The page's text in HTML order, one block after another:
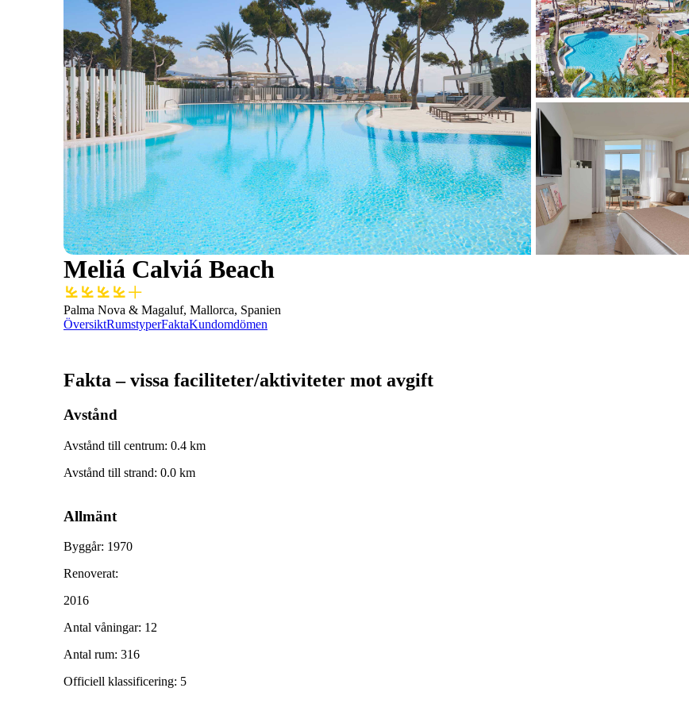
Meliá Calviá Beach
Palma Nova & Magaluf, Mallorca, Spanien
ÖversiktRumstyperFaktaKundomdömen
Fakta – vissa faciliteter/aktiviteter mot avgift
Avstånd
Avstånd till centrum: 0.4 km
Avstånd till strand: 0.0 km
Allmänt
Byggår: 1970
Renoverat:
2016
Antal våningar: 12
Antal rum: 316
Officiell klassificering: 5